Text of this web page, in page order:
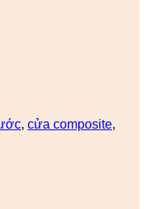
, cửa composite,